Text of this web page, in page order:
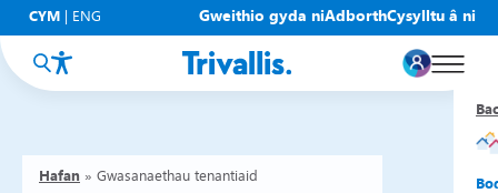
CYM ENG Gweithio gyda niAdborthCysylltu â ni
Hafan » Gwasanaethau tenantiaid